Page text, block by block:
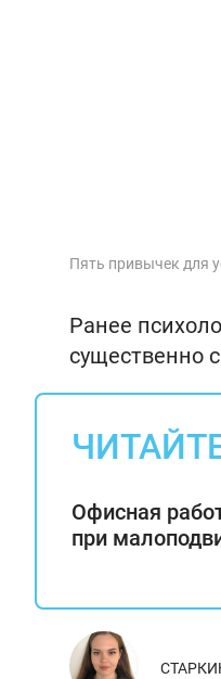
Пять привычек для
Ранее
существенно
Офисная
при